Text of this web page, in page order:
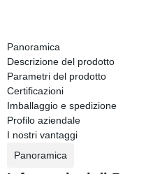
Panoramica
Descrizione del prodotto
Parametri del prodotto
Certificazioni
Imballaggio e spedizione
Profilo aziendale
I nostri vantaggi
Panoramica